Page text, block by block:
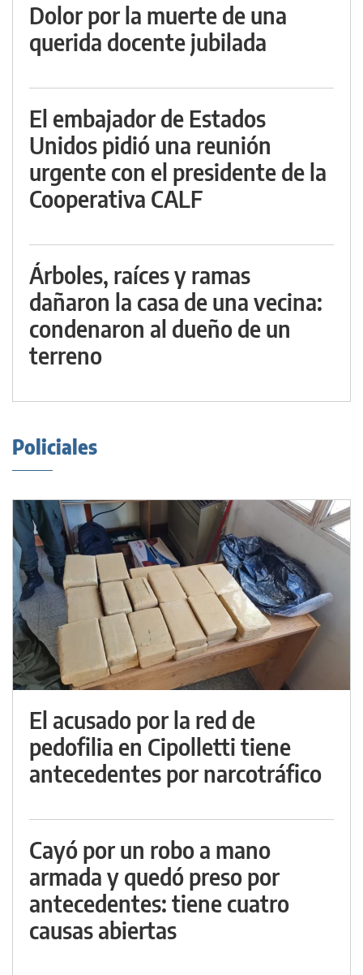
Dolor por la muerte de una
querida docente jubilada
El embajador de Estados
Unidos pidió una reunión
urgente con el presidente de la
Cooperativa CALF
Árboles, raíces y ramas
dañaron la casa de una vecina:
condenaron al dueño de un
terreno
Policiales
El acusado por la red de
pedofilia en Cipolletti tiene
antecedentes por narcotráfico
Cayó por un robo a mano
armada y quedó preso por
antecedentes: tiene cuatro
causas abiertas